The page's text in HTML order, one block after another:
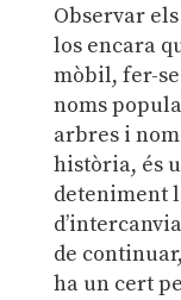
Observar
los encara
mòbil, fer-
noms
arbres i
història, és
deteniment
de
ha un cert